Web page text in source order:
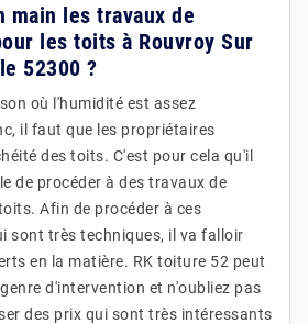
main les travaux de
les toits à Rouvroy Sur
52300 ?
où l'humidité est assez
il faut que les propriétaires
des toits. C'est pour cela qu'il
de procéder à des travaux de
Afin de procéder à ces
sont très techniques, il va falloir
en la matière. RK toiture 52 peut
d'intervention et n'oubliez pas
des prix qui sont très intéressants